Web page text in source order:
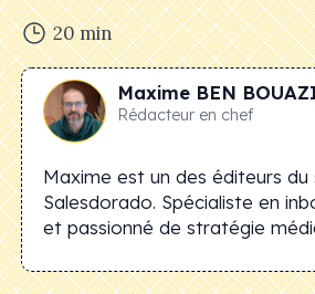
20 min
Maxime BEN
Rédacteur en chef
Maxime est un des éditeurs du
Salesdorado. Spécialiste en
et passionné de stratégie